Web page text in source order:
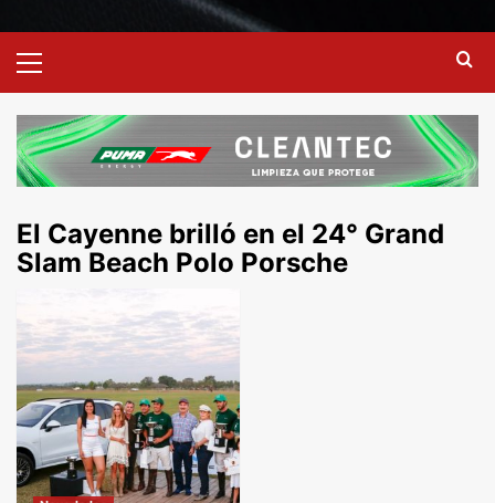
El Cayenne brilló en el 24° Grand
Slam Beach Polo Porsche